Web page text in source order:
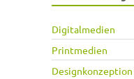
Digitalmedien
Printmedien
Designkonzeption